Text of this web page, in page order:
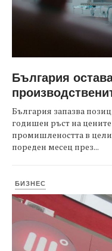
България
България запазва
годишен ръст на
промишлеността в
пореден месец през...
БИЗНЕС